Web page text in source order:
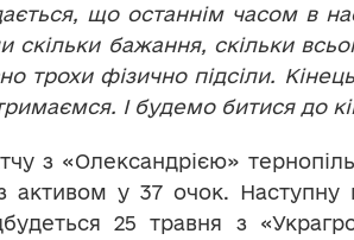
що останнім часом в
скільки бажання, скільки
трохи фізично підсіли.
І будемо битися до
з «Олександрією»
активом у 37 очок. Наступну
25 травня з